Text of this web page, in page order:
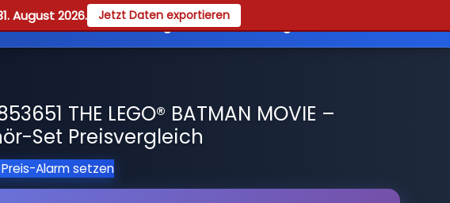
August 2026. Jetzt Daten exportieren
Guides Registrieren
THE LEGO® BATMAN MOVIE –
Set Preisvergleich
Preis-Alarm setzen